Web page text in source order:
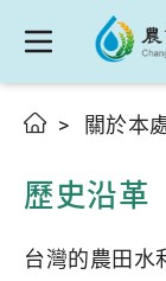
關於本
歷史沿革
台灣的農田水